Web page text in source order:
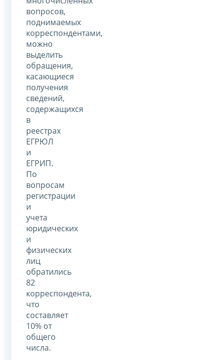
вопросов,
поднимаемых
корреспондентами,
можно
выделить
обращения,
касающиеся
получения
сведений,
содержащихся
в
реестрах
ЕГРЮЛ
и
ЕГРИП.
По
вопросам
регистрации
и
учета
юридических
и
физических
лиц
обратились
82
корреспондента,
что
составляет
10% от
общего
числа.